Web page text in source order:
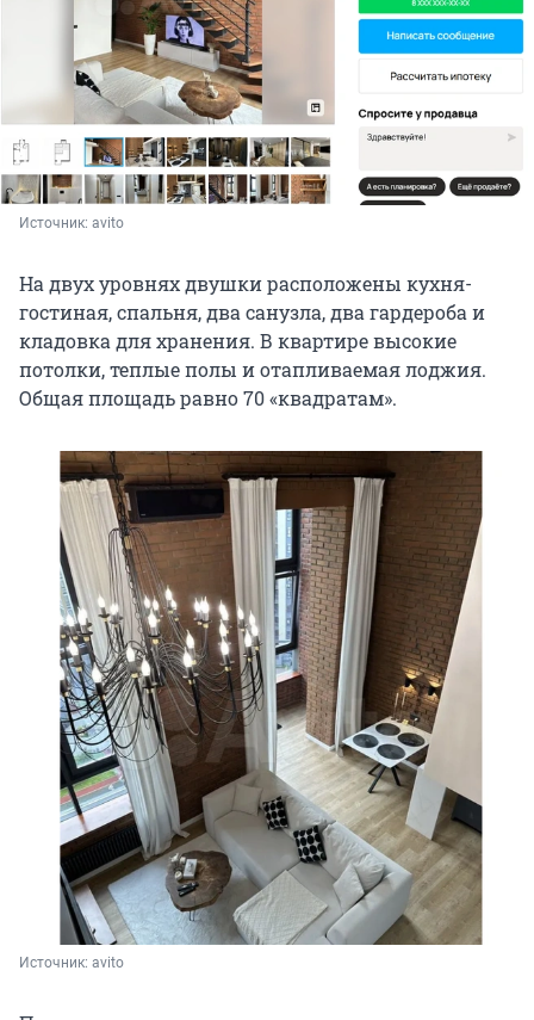
Источник: avito
На двух уровнях двушки расположены кухня-
гостиная, спальня, два санузла, два гардероба и
кладовка для хранения. В квартире высокие
потолки, теплые полы и отапливaемая лoджия.
Общая площадь равно 70 «квадратам».
Источник: avito